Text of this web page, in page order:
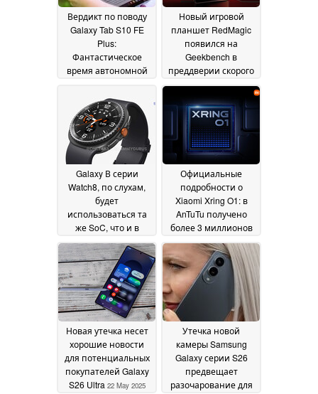
Вердикт по поводу
Galaxy Tab S10 FE
Plus:
Фантастическое
время автономной
Новый игровой
планшет RedMagic
появился на
Geekbench в
преддверии скорого
запуска02 June 2025
Galaxy В серии
Watch8, по слухам,
будет
использоваться та
же SoC, что и в
Watch723 May 2025
Официальные
подробности о
Xiaomi Xring O1: в
AnTuTu получено
более 3 миллионов
баллов22 May 2025
Новая утечка несет
хорошие новости
для потенциальных
покупателей Galaxy
S26 Ultra 22 May 2025
Утечка новой
камеры Samsung
Galaxy серии S26
предвещает
разочарование для